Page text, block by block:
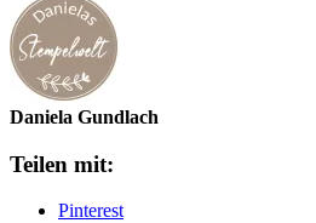
Daniela Gundlach
Teilen mit:
Pinterest